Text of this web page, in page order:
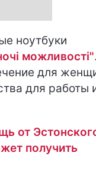
ноутбуки
можливості".
для
для работы
от
получить